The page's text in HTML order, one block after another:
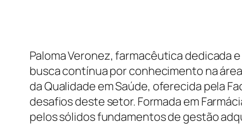
Paloma Veronez, farmacêutica dedicada
busca contínua por conhecimento na
da Qualidade em Saúde, oferecida pela
desafios deste setor. Formada em
pelos sólidos fundamentos de gestão